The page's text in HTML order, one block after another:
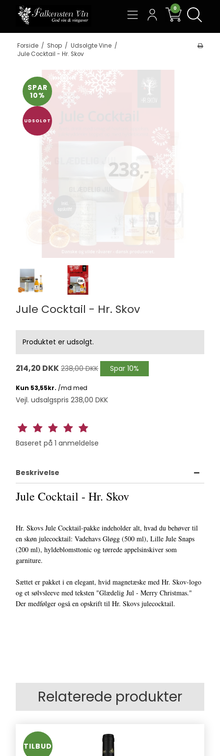
0
Forside / Shop / Udsolgte Vine /
Jule Cocktail - Hr. Skov
SPAR
10%
UDSOLGT
Jule Cocktail - Hr. Skov
Produktet er udsolgt.
214,20 DKK 238,00 DKK Spar 10%
Vejl. udsalgspris 238,00 DKK
Baseret på 1 anmeldelse
Beskrivelse
Jule Cocktail - Hr. Skov
Hr. Skovs Jule Cocktail-pakke indeholder alt, hvad du behøver til
en skøn julecocktail: Vadehavs Gløgg (500 ml), Lille Jule Snaps
(200 ml), hyldeblomsttonic og tørrede appelsinskiver som
garniture.
Sættet er pakket i en elegant, hvid magnetæske med Hr. Skov-logo
og et sølvsleeve med teksten "Glædelig Jul - Merry Christmas."
Der medfølger også en opskrift til Hr. Skovs julecocktail.
Relaterede produkter
TILBUD